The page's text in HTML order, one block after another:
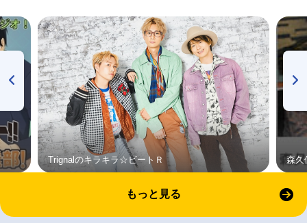
Trignalのキラキラ☆ビートＲ 森久
もっと見る